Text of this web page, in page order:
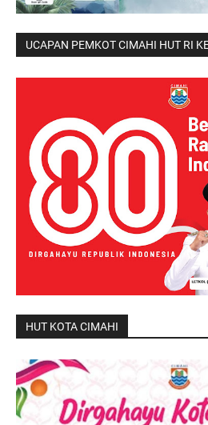
UCAPAN PEMKOT CIMAHI HUT RI
HUT KOTA CIMAHI